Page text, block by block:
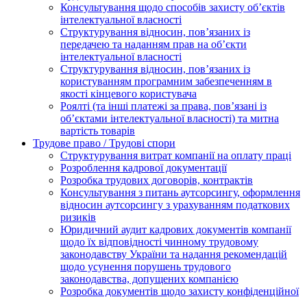
Консультування щодо способів захисту об’єктів
інтелектуальної власності
Структурування відносин, пов’язаних із
передачею та наданням прав на об’єкти
інтелектуальної власності
Структурування відносин, пов’язаних із
користуванням програмним забезпеченням в
якості кінцевого користувача
Роялті (та інші платежі за права, пов’язані із
об’єктами інтелектуальної власності) та митна
вартість товарів
Трудове право / Трудові спори
Cтруктурування витрат компанії на оплату праці
Розроблення кадрової документації
Розробка трудових договорів, контрактів
Консультування з питань аутсорсингу, оформлення
відносин аутсорсингу з урахуванням податкових
ризиків
Юридичний аудит кадрових документів компанії
щодо їх відповідності чинному трудовому
законодавству України та надання рекомендацій
щодо усунення порушень трудового
законодавства, допущених компанією
Розробка документів щодо захисту конфіденційної